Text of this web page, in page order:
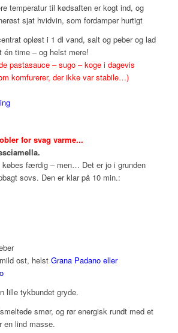
temperatur til kødsaften er kogt ind, og
sjat hvidvin, som fordamper hurtigt
opløst i 1 dl vand, salt og peber og lad
én time – og helst mere!
pastasauce – sugo – koge i dagevis
komfurerer, der ikke var stabile…)
for svag varme...
købes færdig – men… Det er jo i grunden
sovs. Den er klar på 10 min.:
ost, helst Grana Padano eller
lille tykbundet gryde.
smør, og rør energisk rundt med et
en lind masse.